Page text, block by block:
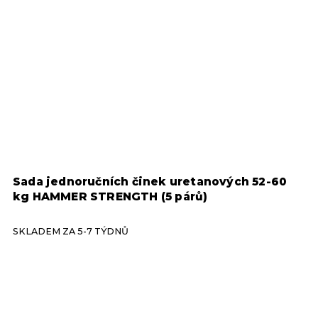
Sada jednoručních činek uretanových 52-60
kg HAMMER STRENGTH (5 párů)
SKLADEM ZA 5-7 TÝDNŮ